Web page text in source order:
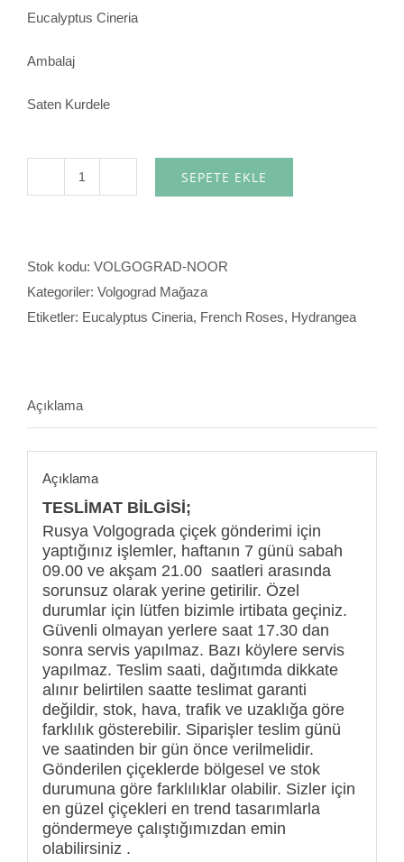
Eucalyptus Cineria
Ambalaj
Saten Kurdele
SEPETE EKLE
Stok kodu: VOLGOGRAD-NOOR
Kategoriler: Volgograd Mağaza
Etiketler: Eucalyptus Cineria, French Roses, Hydrangea
Açıklama
Açıklama
TESLİMAT BİLGİSİ;
Rusya Volgograda çiçek gönderimi için
yaptığınız işlemler, haftanın 7 günü sabah
09.00 ve akşam 21.00 saatleri arasında
sorunsuz olarak yerine getirilir. Özel
durumlar için lütfen bizimle irtibata geçiniz.
Güvenli olmayan yerlere saat 17.30 dan
sonra servis yapılmaz. Bazı köylere servis
yapılmaz. Teslim saati, dağıtımda dikkate
alınır belirtilen saatte teslimat garanti
değildir, stok, hava, trafik ve uzaklığa göre
farklılık gösterebilir. Siparişler teslim günü
ve saatinden bir gün önce verilmelidir.
Gönderilen çiçeklerde bölgesel ve stok
durumuna göre farklılıklar olabilir. Sizler için
en güzel çiçekleri en trend tasarımlarla
göndermeye çalıştığımızdan emin
olabilirsiniz .